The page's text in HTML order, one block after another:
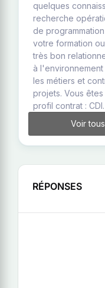
quelques
recherche
de
votre formation
très bon
à
les métiers et
projets. Vous
profil contrat : CDI.
Voir
RÉPONSES